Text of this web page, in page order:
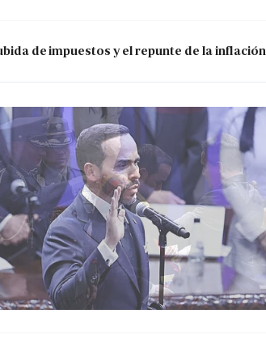
de impuestos y el repunte de la inflación